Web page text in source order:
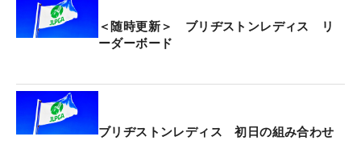
アー組の馬場咲希は6オーバーでホールアウトし、
73位と出遅れた。
アンダーの18位タイでホールアウトしている。
総勢120人が、賞金総額1億円、優勝賞金1800万円
＜随時更新＞ ブリヂストンレディス リ
ーダーボード
ブリヂストンレディス 初日の組み合わせ